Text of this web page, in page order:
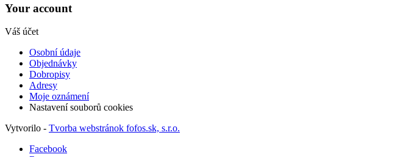
Your account
Váš účet
Osobní údaje
Objednávky
Dobropisy
Adresy
Moje oznámení
Nastavení souborů cookies
Vytvorilo - Tvorba webstránok fofos.sk, s.r.o.
Facebook